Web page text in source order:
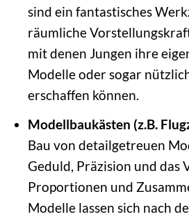
sind ein fantastisches
räumliche
mit denen Jungen ihre
Modelle oder sogar
erschaffen können.
Modellbaukästen (z.B.
Bau von detailgetreuen
Geduld, Präzision und das
Proportionen und
Modelle lassen sich nach